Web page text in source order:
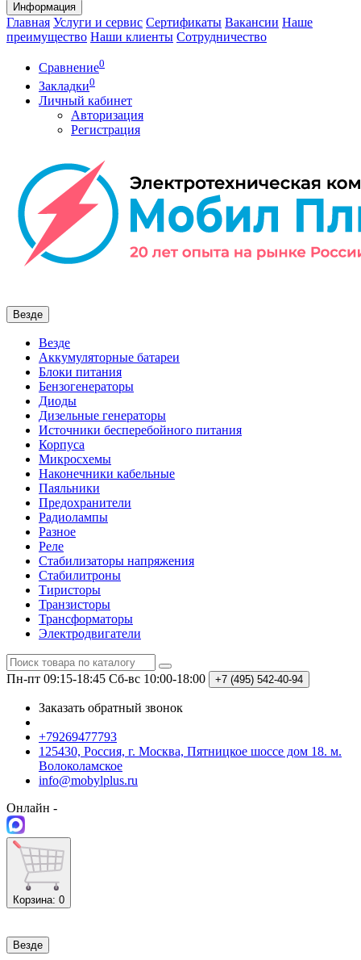
Информация
Главная Услуги и сервис Сертификаты Вакансии Наше
преимущество Наши клиенты Сотрудничество
Сравнение0
Закладки0
Личный кабинет
Авторизация
Регистрация
Везде
Везде
Аккумуляторные батареи
Блоки питания
Бензогенераторы
Диоды
Дизельные генераторы
Источники бесперебойного питания
Корпуса
Микросхемы
Наконечники кабельные
Паяльники
Предохранители
Радиолампы
Разное
Реле
Стабилизаторы напряжения
Стабилитроны
Тиристоры
Транзисторы
Трансформаторы
Электродвигатели
Пн-пт 09:15-18:45 Сб-вс 10:00-18:00 +7 (495) 542-40-94
Заказать обратный звонок
+79269477793
125430, Россия, г. Москва, Пятницкое шоссе дом 18. м.
Волоколамское
info@mobylplus.ru
Онлайн -
Корзина: 0
Везде